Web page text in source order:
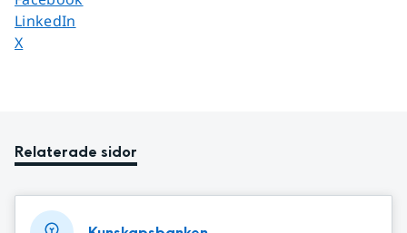
Dela sidan på
LinkedIn
Dela sidan på
X
Relaterade sidor